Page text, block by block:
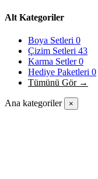
Alt Kategoriler
Boya Setleri 0
Çizim Setleri 43
Karma Setler0
Hediye Paketleri 0
Tümünü Gör →
Ana kategoriler ×